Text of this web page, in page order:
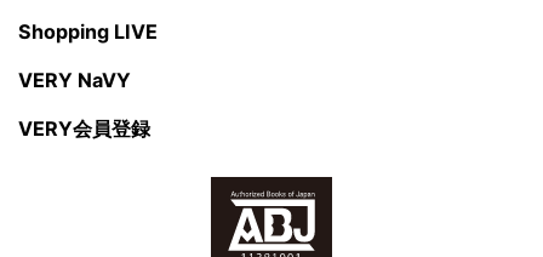
Shopping LIVE
VERY NaVY
VERY会員登録